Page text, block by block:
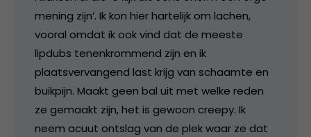
mening zijn’. Ik kon hier hartelijk om lachen,
vooral omdat ik ook vind dat de meeste
lipdubs tenenkrommend zijn en ik
plaatsvervangend last krijg van schaamte en
buikpijn. Maakt geen bal uit met welke reden
ze gemaakt zijn, het is gewoon creepy. Ik
neem acuut ontslag van de plek waar ze dat